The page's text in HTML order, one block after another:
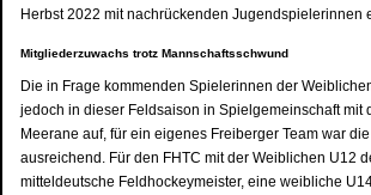
Herbst 2022 mit nachrückenden Jugendspielerinnen
Mitgliederzuwachs trotz Mannschaftsschwund
Die in Frage kommenden Spielerinnen der
jedoch in dieser Feldsaison in Spielgemeinschaft mit
Meerane auf, für ein eigenes Freiberger Team war
ausreichend. Für den FHTC mit der Weiblichen U12
mitteldeutsche Feldhockeymeister, eine weibliche